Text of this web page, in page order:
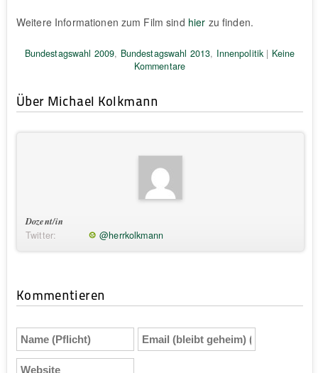
Weitere Informationen zum Film sind hier zu finden.
Bundestagswahl 2009, Bundestagswahl 2013, Innenpolitik | Keine
Kommentare
Über Michael Kolkmann
Dozent/in
Twitter:
@herrkolkmann
Kommentieren
Name
(Pflicht)
Email
(bleibt
Website